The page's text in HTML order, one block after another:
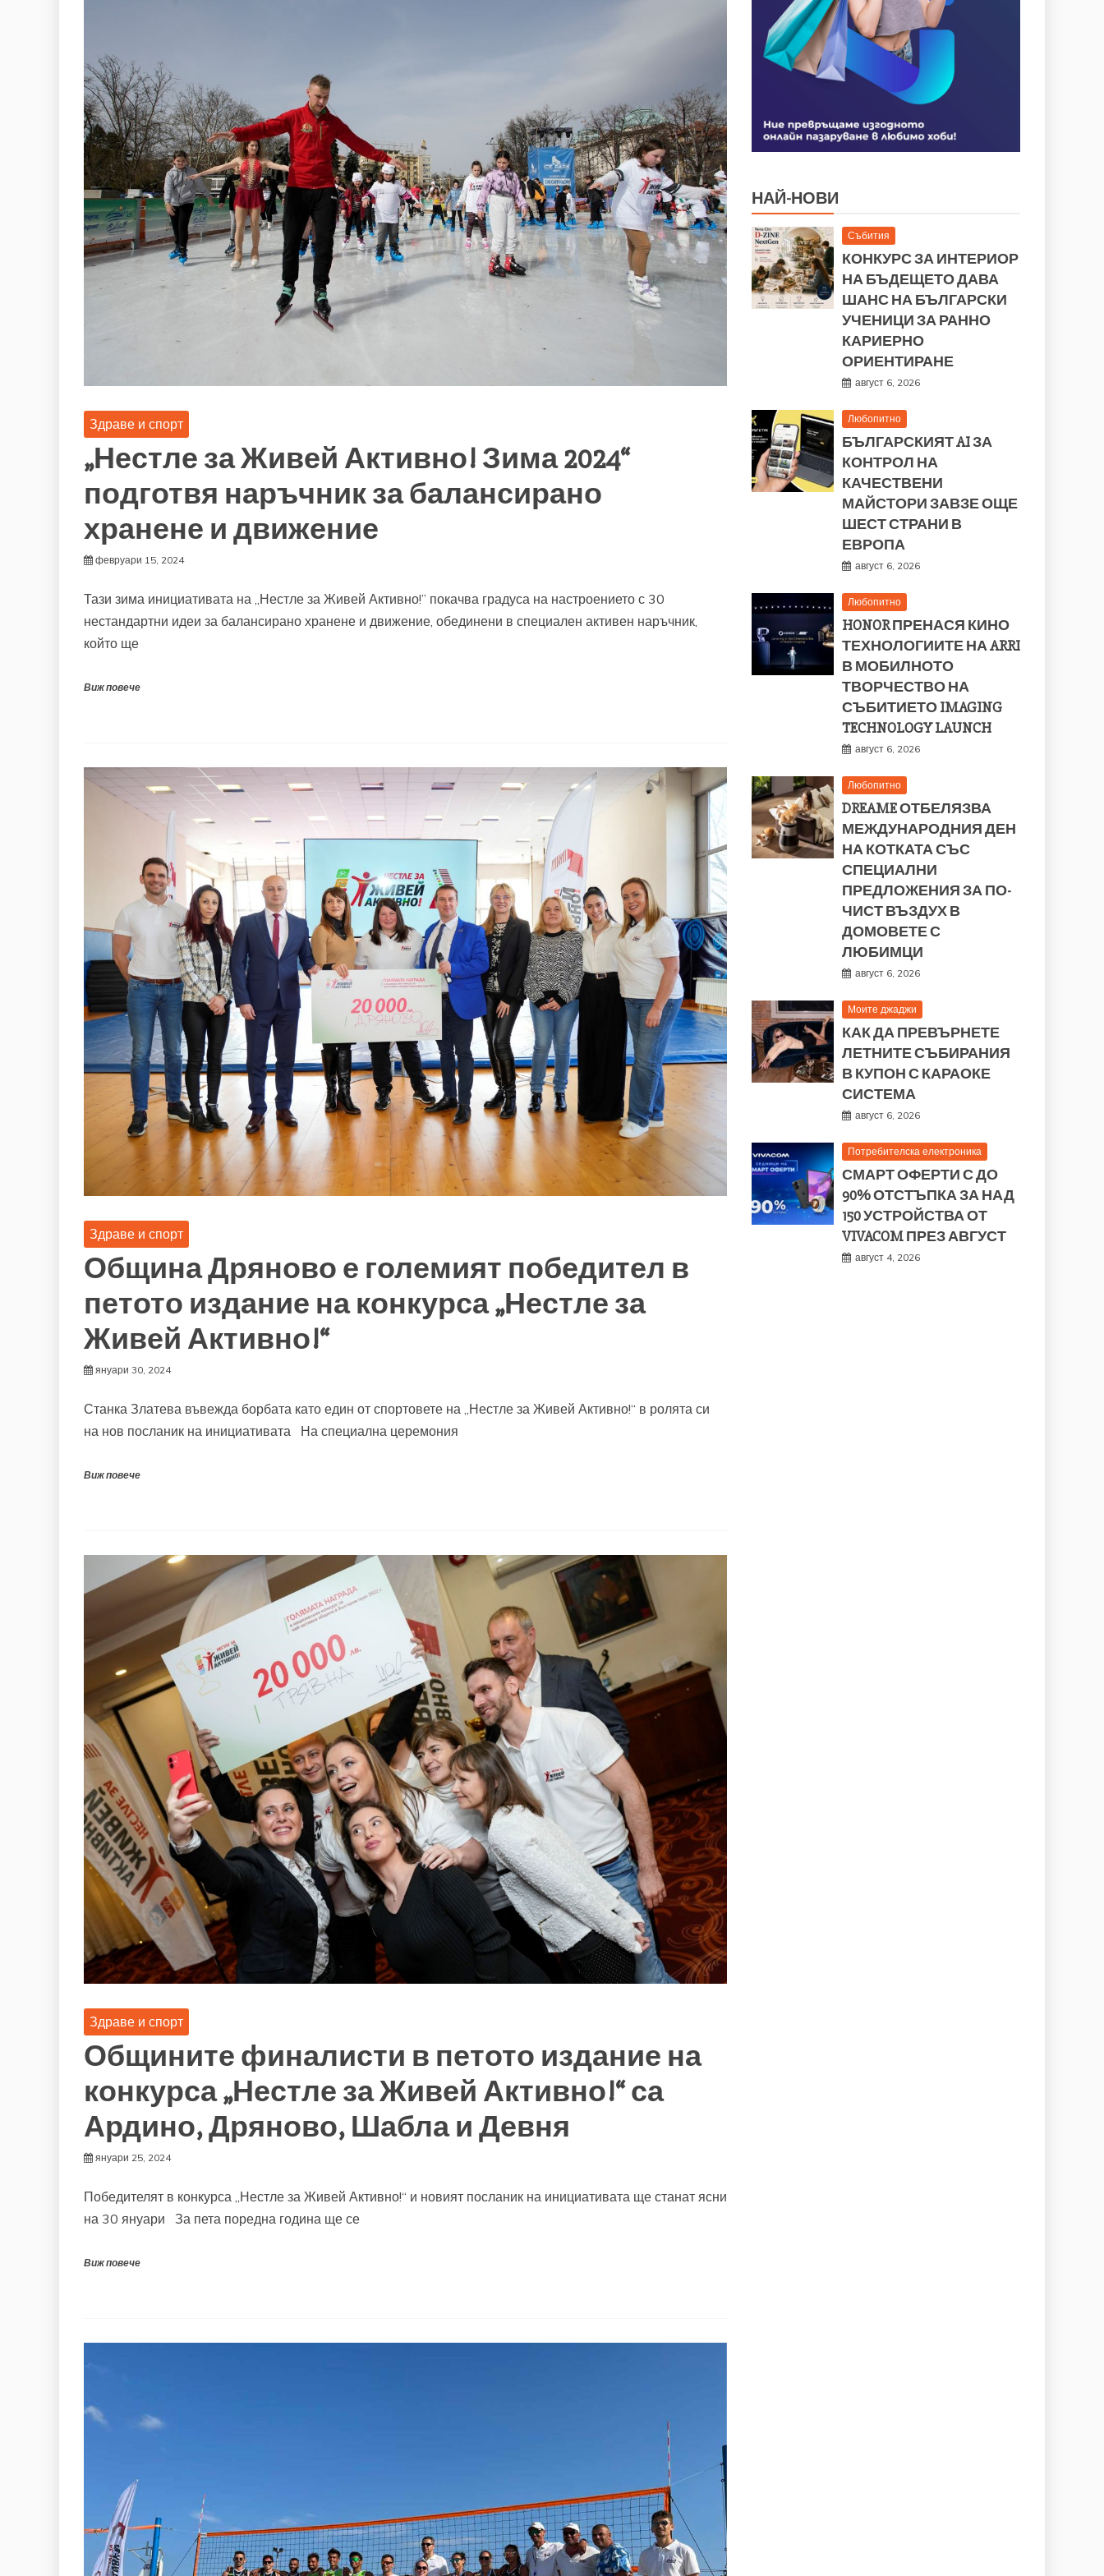
Здраве и спорт
„Нестле за Живей Активно! Зима 2024“
подготвя наръчник за балансирано
хранене и движение
февруари 15, 2024
Тази зима инициативата на „Нестле за Живей Активно!” покачва градуса на настроението с 30
нестандартни идеи за балансирано хранене и движение, обединени в специален активен наръчник,
който ще
Виж повече
Здраве и спорт
Община Дряново е големият победител в
петото издание на конкурса „Нестле за
Живей Активно!“
януари 30, 2024
Станка Златева въвежда борбата като един от спортовете на „Нестле за Живей Активно!“ в ролята си
на нов посланик на инициативата На специална церемония
Виж повече
Здраве и спорт
Общините финалисти в петото издание на
конкурса „Нестле за Живей Активно!“ са
Ардино, Дряново, Шабла и Девня
януари 25, 2024
Победителят в конкурса „Нестле за Живей Активно!“ и новият посланик на инициативата ще станат ясни
на 30 януари За пета поредна година ще се
Виж повече
НАЙ-НОВИ
Събития
КОНКУРС ЗА ИНТЕРИОР
НА БЪДЕЩЕТО ДАВА
ШАНС НА БЪЛГАРСКИ
УЧЕНИЦИ ЗА РАННО
КАРИЕРНО
ОРИЕНТИРАНЕ
август 6, 2026
Любопитно
БЪЛГАРСКИЯТ AI ЗА
КОНТРОЛ НА
КАЧЕСТВЕНИ
МАЙСТОРИ ЗАВЗЕ ОЩЕ
ШЕСТ СТРАНИ В
ЕВРОПА
август 6, 2026
Любопитно
HONOR ПРЕНАСЯ КИНО
ТЕХНОЛОГИИТЕ НА ARRI
В МОБИЛНОТО
ТВОРЧЕСТВО НА
СЪБИТИЕТО IMAGING
TECHNOLOGY LAUNCH
август 6, 2026
Любопитно
DREAME ОТБЕЛЯЗВА
МЕЖДУНАРОДНИЯ ДЕН
НА КОТКАТА СЪС
СПЕЦИАЛНИ
ПРЕДЛОЖЕНИЯ ЗА ПО-
ЧИСТ ВЪЗДУХ В
ДОМОВЕТЕ С
ЛЮБИМЦИ
август 6, 2026
Моите джаджи
КАК ДА ПРЕВЪРНЕТЕ
ЛЕТНИТЕ СЪБИРАНИЯ
В КУПОН С КАРАОКЕ
СИСТЕМА
август 6, 2026
Потребителска електроника
СМАРТ ОФЕРТИ С ДО
90% ОТСТЪПКА ЗА НАД
150 УСТРОЙСТВА ОТ
VIVACOM ПРЕЗ АВГУСТ
август 4, 2026